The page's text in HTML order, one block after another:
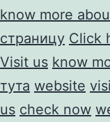
know more
страницу Click
Visit us know
тута website
us check now